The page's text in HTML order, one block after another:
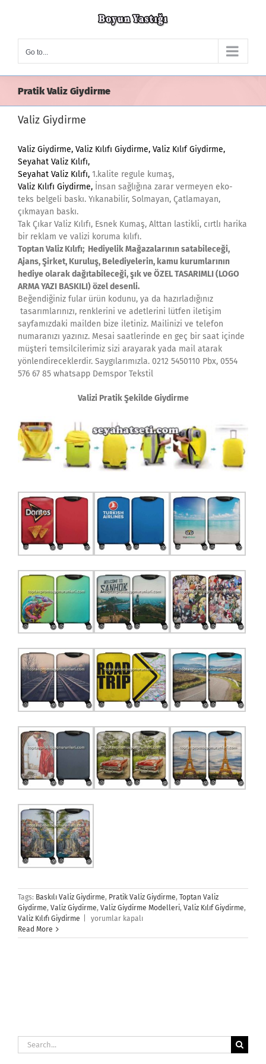
Go to...
Pratik Valiz Giydirme
Valiz Giydirme
Valiz Giydirme, Valiz Kılıfı Giydirme, Valiz Kılıf Giydirme,
Seyahat Valiz Kılıfı,
Seyahat Valiz Kılıfı, 1.kalite regule kumaş,
Valiz Kılıfı Giydirme, İnsan sağlığına zarar vermeyen eko-
teks belgeli baskı. Yıkanabilir, Solmayan, Çatlamayan,
çıkmayan baskı.
Tak Çıkar Valiz Kılıfı, Esnek Kumaş, Alttan lastikli, cırtlı harika
bir reklam ve valizi koruma kılıfı.
Toptan Valiz Kılıfı; Hediyelik Mağazalarının satabileceği,
Ajans, Şirket, Kuruluş, Belediyelerin, kamu kurumlarının
hediye olarak dağıtabileceği, şık ve ÖZEL TASARIMLI (LOGO
ARMA YAZI BASKILI) özel desenli.
Beğendiğiniz fular ürün kodunu, ya da hazırladığınız
tasarımlarınızı, renklerini ve adetlerini lütfen iletişim
sayfamızdaki mailden bize iletiniz. Mailinizi ve telefon
numaranızı yazınız. Mesai saatlerinde en geç bir saat içinde
müşteri temsilcilerimiz sizi arayarak yada mail atarak
yönlendireceklerdir. Saygılarımızla. 0212 5450110 Pbx, 0554
576 67 85 whatsapp Demspor Tekstil
Valizi Pratik Şekilde Giydirme
Tags: Baskılı Valiz Giydirme, Pratik Valiz Giydirme, Toptan Valiz
Giydirme, Valiz Giydirme, Valiz Giydirme Modelleri, Valiz Kılıf Giydirme,
Valiz Kılıfı Giydirme
Valiz
için
yorumlar kapalı
Read More
Search
for: